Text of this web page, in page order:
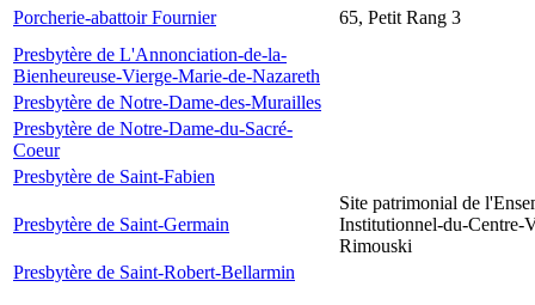
Porcherie-abattoir Fournier
65, Petit Rang 3
Presbytère de L'Annonciation-de-la-
Bienheureuse-Vierge-Marie-de-Nazareth
Presbytère de Notre-Dame-des-Murailles
Presbytère de Notre-Dame-du-Sacré-
Coeur
Presbytère de Saint-Fabien
Presbytère de Saint-Germain
Site patrimonial de
Institutionnel-du-Centre-
Rimouski
Presbytère de Saint-Robert-Bellarmin